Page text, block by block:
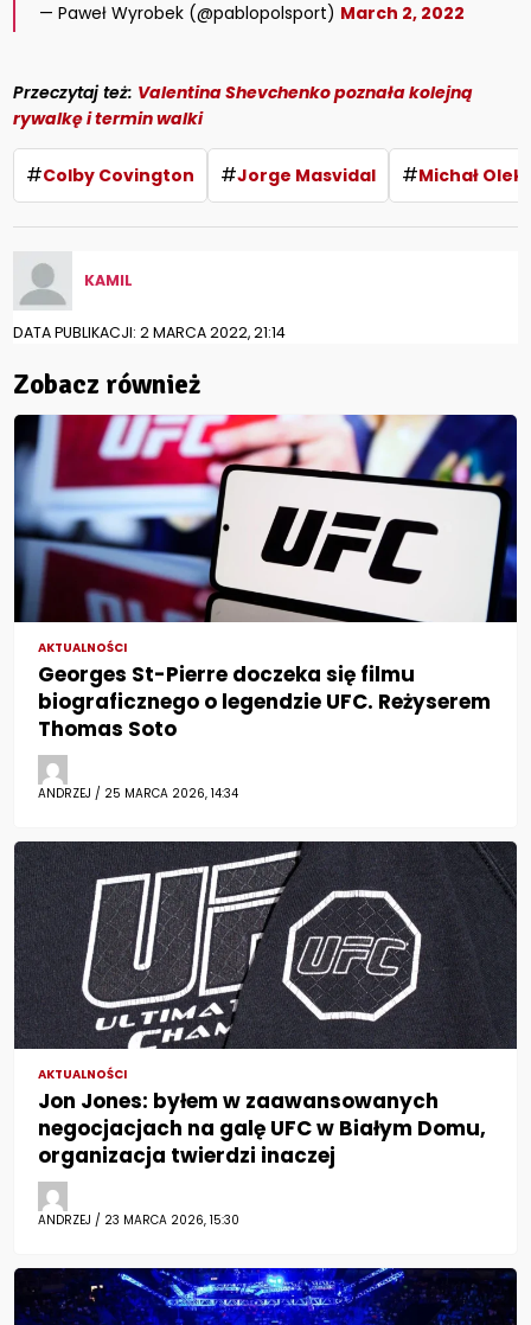
— Paweł Wyrobek (@pablopolsport) March 2, 2022
Przeczytaj też: Valentina Shevchenko poznała kolejną
rywalkę i termin walki
#Colby Covington #Jorge Masvidal #Michał
KAMIL
DATA PUBLIKACJI: 2 MARCA 2022, 21:14
Zobacz również
AKTUALNOŚCI
Georges St-Pierre doczeka się filmu
biograficznego o legendzie UFC. Reżyserem
Thomas Soto
ANDRZEJ / 25 MARCA 2026, 14:34
AKTUALNOŚCI
Jon Jones: byłem w zaawansowanych
negocjacjach na galę UFC w Białym Domu,
organizacja twierdzi inaczej
ANDRZEJ / 23 MARCA 2026, 15:30